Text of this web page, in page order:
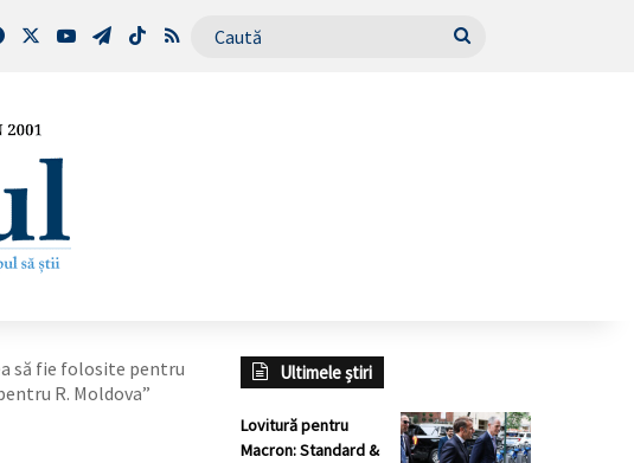
FacebookYouTubeTelegram
TikTokRSS Caută
să fie folosite pentru
R. Moldova”
Ultimele știri
Lovitură pentru
Macron: Standard &